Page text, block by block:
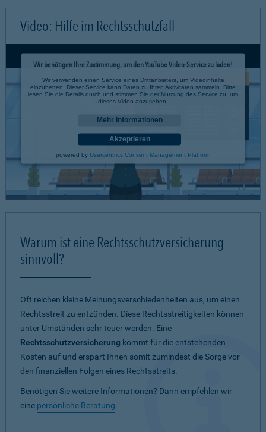
Video: Hilfe im Rechtsschutzfall
Wir benötigen Ihre Zustimmung, um den YouTube Video-Service zu laden!
Wir verwenden einen Service eines Drittanbieters, um Videoinhalte
einzubetten. Dieser Service kann Daten zu Ihren Aktivitäten sammeln. Bitte
lesen Sie die Details durch und stimmen Sie der Nutzung des Service zu, um
dieses Video anzusehen.
Mehr Informationen
Akzeptieren
powered by Usercentrics Consent Management Platform
Warum ist eine Rechtsschutzversicherung
sinnvoll?
Oft reichen kleine Meinungsverschiedenheiten aus, um einen
Rechtsstreit zu entzünden. Diese Rechtsstreitigkeiten können
unter Umständen sehr teuer werden. Eine
Rechtsschutzversicherung kommt für die entstehenden
Kosten auf und erspart Ihnen somit zumindest die Sorge vor
den finanziellen Folgen eines Rechtsstreits.
Benötigen Sie weitere Informationen? Dann empfehlen wir
eine persönliche Beratung.